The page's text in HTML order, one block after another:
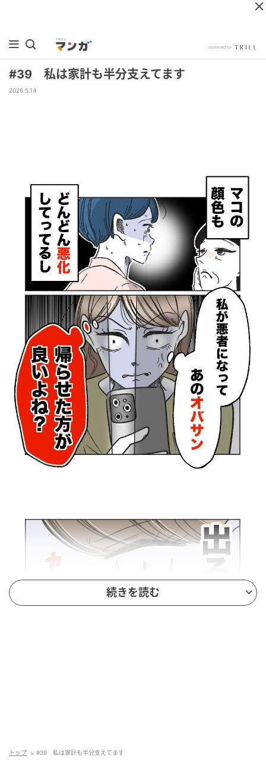
#39 私は家計も半分支えてます
2026.5.14
続きを読む
トップ #39 私は家計も半分支えてます